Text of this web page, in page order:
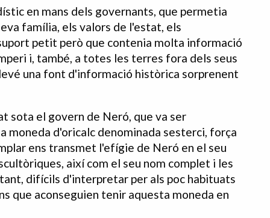
en mans dels governants, que permetia
família, els valors de l'estat, els
petit però que contenia molta informació
i, també, a totes les terres fora dels seus
una font d'informació històrica sorprenent
sota el govern de Neró, que va ser
moneda d'oricalc denominada sesterci, força
ens transmet l'efígie de Neró en el seu
així com el seu nom complet i les
difícils d'interpretar per als poc habituats
que aconseguien tenir aquesta moneda en